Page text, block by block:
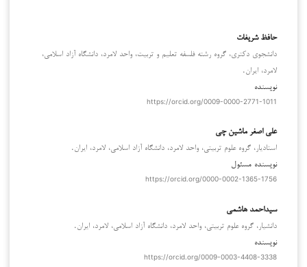
حافظ شریفات
دانشجوی دکتری، گروه رشته فلسفه تعلیم و تربیت، واحد لامرد، دانشگاه آزاد اسلامی،
لامرد، ایران.
نویسنده
https://orcid.org/0009-0000-2771-1011
علی اصغر ماشین چی
استادیار، گروه علوم تربیتی، واحد لامرد، دانشگاه آزاد اسلامی، لامرد، ایران.
نویسنده مسئول
https://orcid.org/0000-0002-1365-1756
سیداحمد هاشمی
دانشیار، گروه علوم تربیتی، واحد لامرد، دانشگاه آزاد اسلامی، لامرد، ایران.
نویسنده
https://orcid.org/0009-0003-4408-3338